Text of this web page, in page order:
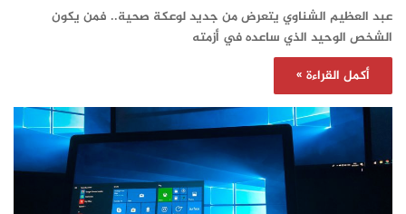
عبد العظيم الشناوي يتعرض من جديد لوعكة صحية.. فمن يكون
الشخص الوحيد الذي ساعده في أزمته
أكمل القراءة »